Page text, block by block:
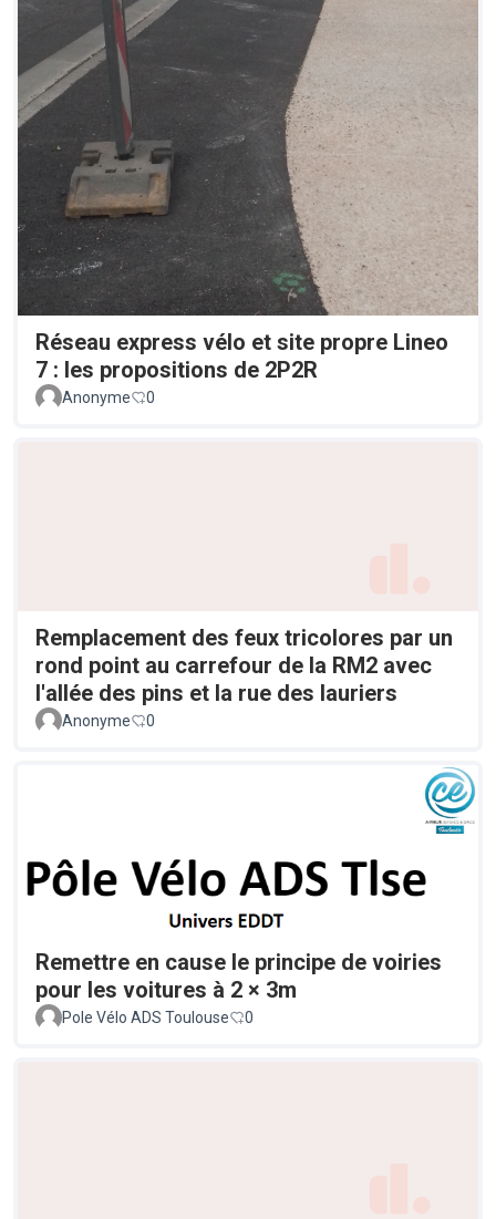
Réseau express vélo et site propre Lineo
7 : les propositions de 2P2R
Anonyme 0
Remplacement des feux tricolores par un
rond point au carrefour de la RM2 avec
l'allée des pins et la rue des lauriers
Anonyme 0
Remettre en cause le principe de voiries
pour les voitures à 2 × 3m
Pole Vélo ADS Toulouse 0